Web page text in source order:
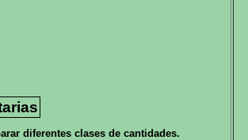
diferentes clases de cantidades.